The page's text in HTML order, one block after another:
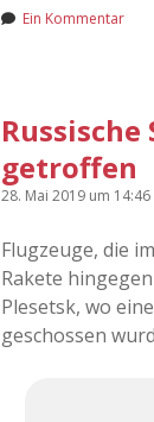
Ein Kommentar
getroffen
28. Mai 2019 um
Flugzeuge, die
Rakete
Plesetsk, wo
geschossen